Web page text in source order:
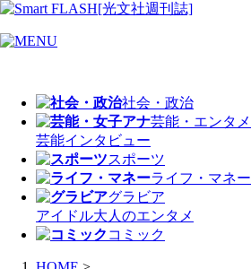
社会・政治
芸能・エンタメ
芸能インタビュー
スポーツ
ライフ・マネー
グラビア
アイドル大人のエンタメ
コミック